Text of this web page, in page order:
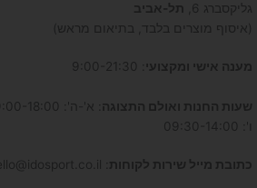
גליקסברג 6,
תל-אביב
(איסוף מוצרים בלבד, בתיאום מראש)
מענה אישי ומקצועי
שעות החנות ואולם התצוגה : א'-ה': 09:00-18:00
ו': 09:30-14:00
כתובת מייל שירות לקוחות